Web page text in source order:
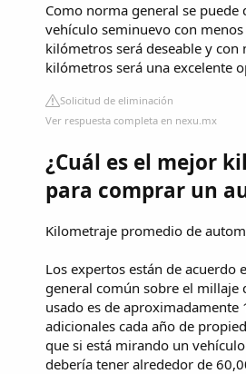
Como norma general se puede
vehículo seminuevo con
kilómetros será deseable y con
kilómetros será una excelente
Solicitud de eliminación
Ver respuesta completa en nexu.mx
¿Cuál es el mejor
para comprar un
Kilometraje promedio de
Los expertos están de acuerdo
general común sobre el millaje
usado es de aproximadamente
adicionales cada año de
que si está mirando un
debería tener alrededor de